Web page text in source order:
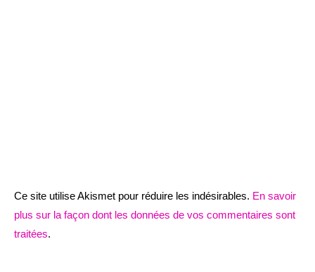
Ce site utilise Akismet pour réduire les indésirables. En savoir
plus sur la façon dont les données de vos commentaires sont
traitées.